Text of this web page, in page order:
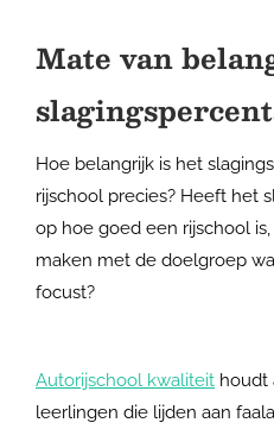
Mate van
Hoe belangrijk is het
rijschool precies? Heeft het
op hoe goed een rijschool
maken met de doelgroep
focust?
Autorijschool kwaliteit houdt
leerlingen die lijden aan